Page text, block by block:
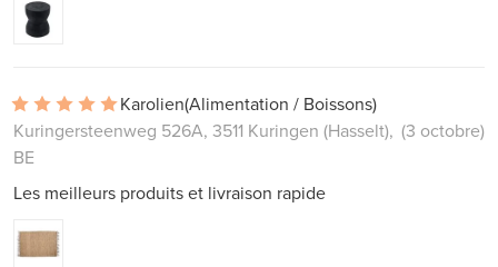
Karolien(Alimentation / Boissons)
Kuringersteenweg 526A, 3511 Kuringen (Hasselt),
BE
(3 octobre)
Les meilleurs produits et livraison rapide